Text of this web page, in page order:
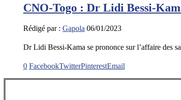
CNO-Togo : Dr Lidi Bessi-
Rédigé par : Gapola 06/01/2023
Dr Lidi Bessi-Kama se prononce sur l’affaire des
0 FacebookTwitterPinterestEmail